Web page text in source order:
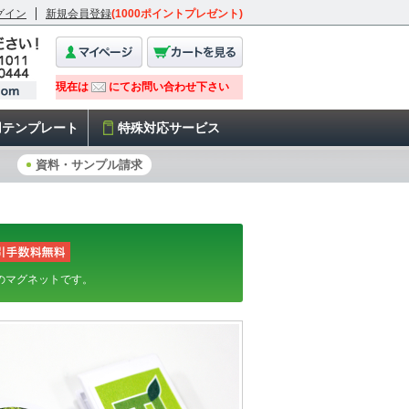
イン 新規会員登録(1000ポイントプレゼント)
ンプレート 特殊対応サービス
資料・サンプル請求
グネットです。